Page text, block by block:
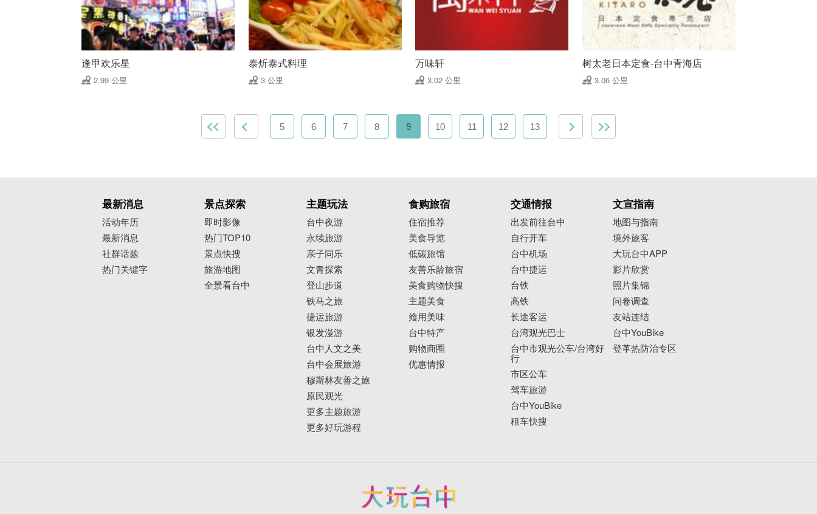
逢甲欢乐星
2.99 公里
泰炘泰式料理
3 公里
万味轩
3.02 公里
树太老日本定食-台中青海店
3.06 公里
5 6 7 8 9 10 11 12 13
最新消息
活动年历
最新消息
社群话题
热门关键字
景点探索
即时影像
热门TOP10
景点快搜
旅游地图
全景看台中
主题玩法
台中夜游
永续旅游
亲子同乐
文青探索
登山步道
铁马之旅
捷运旅游
银发漫游
台中人文之美
台中会展旅游
穆斯林友善之旅
原民观光
更多主题旅游
更多好玩游程
食购旅宿
住宿推荐
美食导览
低碳旅馆
友善乐龄旅宿
美食购物快搜
主题美食
飨用美味
台中特产
购物商圈
优惠情报
交通情报
出发前往台中
自行开车
台中机场
台中捷运
台铁
高铁
长途客运
台湾观光巴士
台中市观光公车/台湾好
行
市区公车
驾车旅游
台中YouBike
租车快搜
文宣指南
地图与指南
境外旅客
大玩台中APP
影片欣赏
照片集锦
问卷调查
友站连结
台中YouBike
登革热防治专区